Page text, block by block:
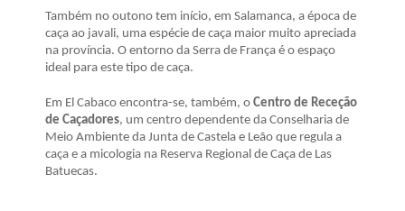
Também no outono tem início, em Salamanca, a época de
caça ao javali, uma espécie de caça maior muito apreciada
na província. O entorno da Serra de França é o espaço
ideal para este tipo de caça.
Em El Cabaco encontra-se, também, o Centro de Receção
de Caçadores, um centro dependente da Conselharia de
Meio Ambiente da Junta de Castela e Leão que regula a
caça e a micologia na Reserva Regional de Caça de Las
Batuecas.